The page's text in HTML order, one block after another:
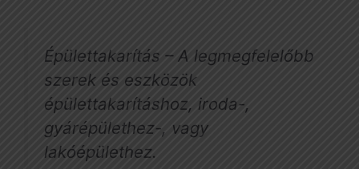
Épülettakarítás – A legmegfelelőbb
szerek és eszközök
épülettakarításhoz, iroda-,
gyárépülethez-, vagy
lakóépülethez.